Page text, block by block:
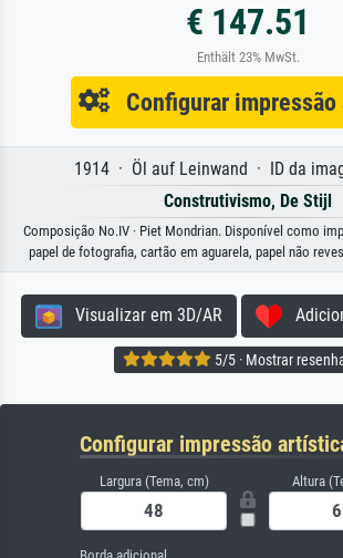
€ 147.51
Enthält 23% MwSt.
Configurar
1914 · Öl auf Leinwand · ID da
Construtivismo, De Stijl
Composição No.IV · Piet Mondrian. Disponível como
papel de fotografia, cartão em aguarela, papel não
Visualizar em 3D/AR
5/5 · Mostrar
Configurar impressão
Largura (Tema, cm) Altura